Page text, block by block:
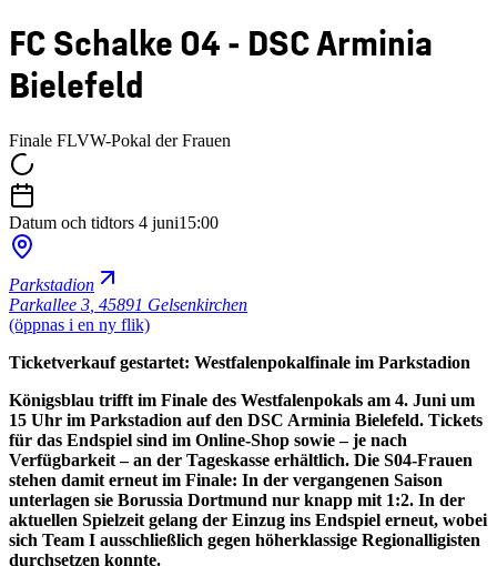
FC Schalke 04 - DSC Arminia
Bielefeld
Finale FLVW-Pokal der Frauen
Datum och tidtors 4 juni15:00
Parkstadion
Parkallee 3 45891 Gelsenkirchen
(öppnas i en ny flik)
Ticketverkauf gestartet: Westfalenpokalfinale im Parkstadion
Königsblau trifft im Finale des Westfalenpokals am 4. Juni um
15 Uhr im Parkstadion auf den DSC Arminia Bielefeld. Tickets
für das Endspiel sind im Online-Shop sowie – je nach
Verfügbarkeit – an der Tageskasse erhältlich. Die S04-Frauen
stehen damit erneut im Finale: In der vergangenen Saison
unterlagen sie Borussia Dortmund nur knapp mit 1:2. In der
aktuellen Spielzeit gelang der Einzug ins Endspiel erneut, wobei
sich Team I ausschließlich gegen höherklassige Regionalligisten
durchsetzen konnte.